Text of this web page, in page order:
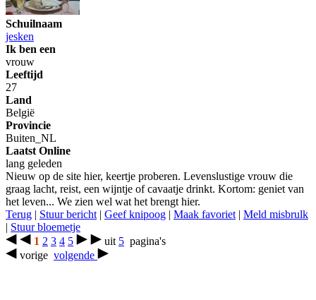
Schuilnaam
jesken
Ik ben een
vrouw
Leeftijd
27
Land
België
Provincie
Buiten_NL
Laatst Online
lang geleden
Nieuw op de site hier, keertje proberen. Levenslustige vrouw die
graag lacht, reist, een wijntje of cavaatje drinkt. Kortom: geniet van
het leven... We zien wel wat het brengt hier.
Terug | Stuur bericht | Geef knipoog | Maak favoriet | Meld misbrulk
| Stuur bloemetje
1 2 3 4 5 uit 5 pagina's
vorige volgende